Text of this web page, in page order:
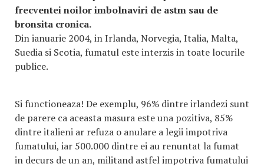
frecventei noilor imbolnaviri de astm sau de
bronsita cronica.
Din ianuarie 2004, in Irlanda, Norvegia, Italia, Malta,
Suedia si Scotia, fumatul este interzis in toate locurile
publice.
Si functioneaza! De exemplu, 96% dintre irlandezi sunt
de parere ca aceasta masura este una pozitiva, 85%
dintre italieni ar refuza o anulare a legii impotriva
fumatului, iar 500.000 dintre ei au renuntat la fumat
in decurs de un an, militand astfel impotriva fumatului